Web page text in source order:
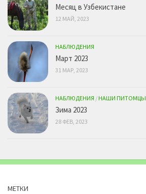
Месяц в Узбекистане
12 МАЙ, 2023
НАБЛЮДЕНИЯ
Март 2023
31 МАР, 2023
НАБЛЮДЕНИЯ /НАШИ ПИТОМЦЫ
Зима 2023
28 ФЕВ, 2023
МЕТКИ